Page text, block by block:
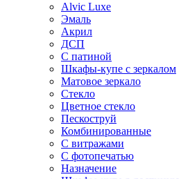
Alvic Luxe
Эмаль
Акрил
ДСП
С патиной
Шкафы-купе с зеркалом
Матовое зеркало
Стекло
Цветное стекло
Пескоструй
Комбинированные
С витражами
С фотопечатью
Назначение